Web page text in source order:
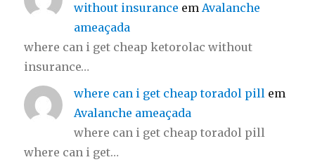
without insurance em Avalanche
ameaçada
where can i get cheap ketorolac without
insurance…
where can i get cheap toradol pill em
Avalanche ameaçada
where can i get cheap toradol pill
where can i get…